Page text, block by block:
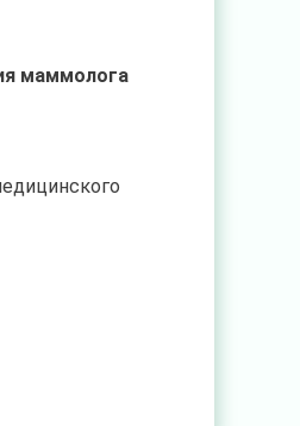
маммолога